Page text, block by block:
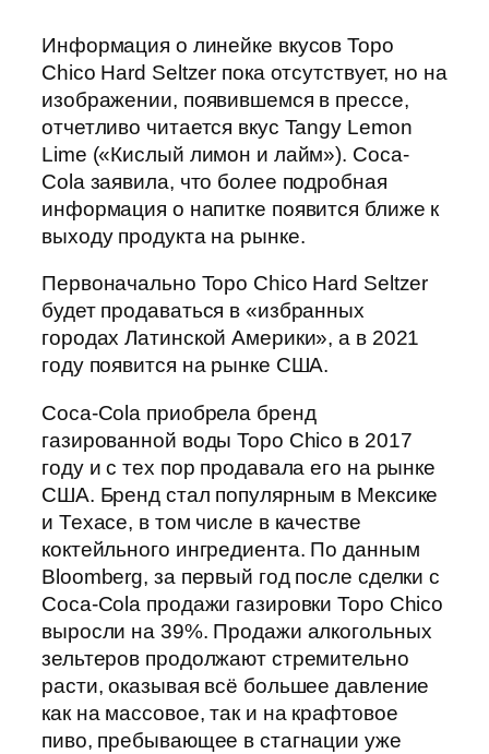
Информация о линейке вкусов Topo
Chico Hard Seltzer пока отсутствует, но на
изображении, появившемся в прессе,
отчетливо читается вкус Tangy Lemon
Lime («Кислый лимон и лайм»). Coca-
Cola заявила, что более подробная
информация о напитке появится ближе к
выходу продукта на рынке.
Первоначально Topo Chico Hard Seltzer
будет продаваться в «избранных
городах Латинской Америки», а в 2021
году появится на рынке США.
Coca-Cola приобрела бренд
газированной воды Topo Chico в 2017
году и с тех пор продавала его на рынке
США. Бренд стал популярным в Мексике
и Техасе, в том числе в качестве
коктейльного ингредиента. По данным
Bloomberg, за первый год после сделки с
Coca-Cola продажи газировки Topo Chico
выросли на 39%. Продажи алкогольных
зельтеров продолжают стремительно
расти, оказывая всё большее давление
как на массовое, так и на крафтовое
пиво, пребывающее в стагнации уже